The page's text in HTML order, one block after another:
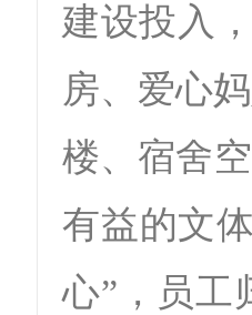
建设投入
房、爱心
楼、宿舍
有益的文
心”，员工